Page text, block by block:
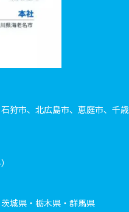
狩市、北広島市、恵庭市、千歳
城県・栃木県・群馬県